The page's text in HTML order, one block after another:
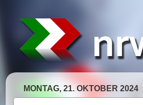
MONTAG, 21. OKTOBER 2024